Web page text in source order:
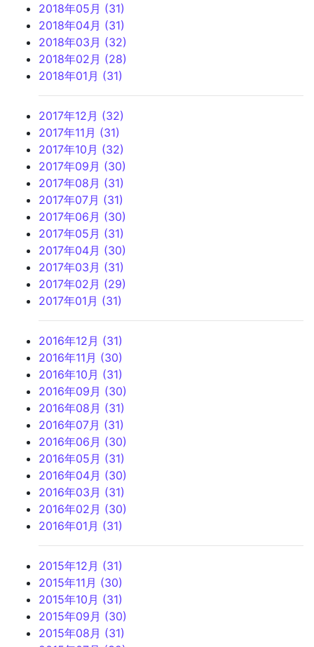
2018年05月 (31)
2018年04月 (31)
2018年03月 (32)
2018年02月 (28)
2018年01月 (31)
2017年12月 (32)
2017年11月 (31)
2017年10月 (32)
2017年09月 (30)
2017年08月 (31)
2017年07月 (31)
2017年06月 (30)
2017年05月 (31)
2017年04月 (30)
2017年03月 (31)
2017年02月 (29)
2017年01月 (31)
2016年12月 (31)
2016年11月 (30)
2016年10月 (31)
2016年09月 (30)
2016年08月 (31)
2016年07月 (31)
2016年06月 (30)
2016年05月 (31)
2016年04月 (30)
2016年03月 (31)
2016年02月 (30)
2016年01月 (31)
2015年12月 (31)
2015年11月 (30)
2015年10月 (31)
2015年09月 (30)
2015年08月 (31)